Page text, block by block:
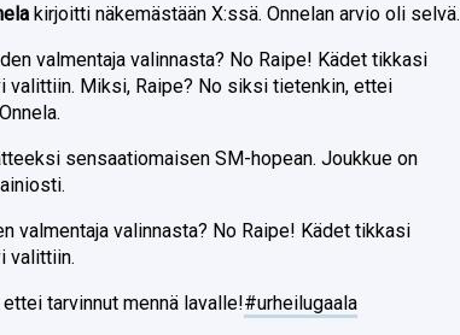
kirjoitti näkemästään X:ssä. Onnelan arvio oli selvä.
valmentaja valinnasta? No Raipe! Kädet tikkasi
valittiin. Miksi, Raipe? No siksi tietenkin, ettei
sensaatiomaisen SM-hopean. Joukkue on
valmentaja valinnasta? No Raipe! Kädet tikkasi
valittiin.
tarvinnut mennä lavalle!#urheilugaala